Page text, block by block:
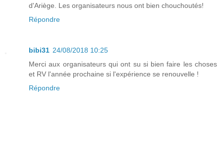
d'Ariège. Les organisateurs nous ont bien chouchoutés!
Répondre
bibi31 24/08/2018 10:25
Merci aux organisateurs qui ont su si bien faire les choses
et RV l'année prochaine si l'expérience se renouvelle !
Répondre